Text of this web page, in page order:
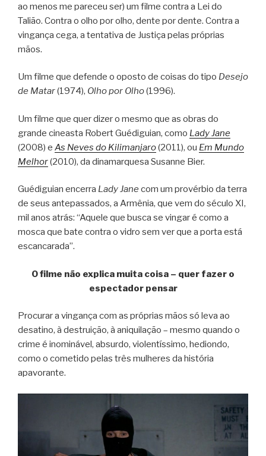
ao menos me pareceu ser) um filme contra a Lei do
Talião. Contra o olho por olho, dente por dente. Contra a
vingança cega, a tentativa de Justiça pelas próprias
mãos.
Um filme que defende o oposto de coisas do tipo Desejo
de Matar(1974), Olho por Olho(1996).
Um filme que quer dizer o mesmo que as obras do
grande cineasta Robert Guédiguian, como Lady Jane
(2008) e As Neves do Kilimanjaro(2011), ou Em Mundo
Melhor(2010), da dinamarquesa Susanne Bier.
Guédiguian encerra Lady Jane com um provérbio da terra
de seus antepassados, a Armênia, que vem do século XI,
mil anos atrás: “Aquele que busca se vingar é como a
mosca que bate contra o vidro sem ver que a porta está
escancarada”.
O filme não explica muita coisa – quer fazer o
espectador pensar
Procurar a vingança com as próprias mãos só leva ao
desatino, à destruição, à aniquilação – mesmo quando o
crime é inominável, absurdo, violentíssimo, hediondo,
como o cometido pelas três mulheres da história
apavorante.